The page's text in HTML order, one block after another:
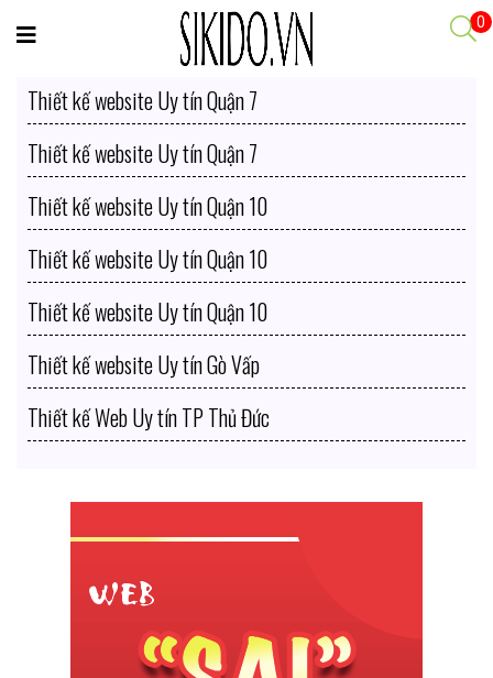
0
Thiết kế website Uy tín Quận 7
Thiết kế website Uy tín Quận 7
Thiết kế website Uy tín Quận 10
Thiết kế website Uy tín Quận 10
Thiết kế website Uy tín Quận 10
Thiết kế website Uy tín Gò Vấp
Thiết kế Web Uy tín TP Thủ Đức